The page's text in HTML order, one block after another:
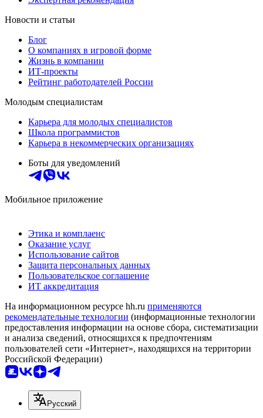
Новости и статьи
Блог
О компаниях в игровой форме
Жизнь в компании
ИТ-проекты
Рейтинг работодателей России
Молодым специалистам
Карьера для молодых специалистов
Школа программистов
Карьера в некоммерческих организациях
Боты для уведомлений
Мобильное приложение
Этика и комплаенс
Оказание услуг
Использование сайтов
Защита персональных данных
Пользовательское соглашение
ИТ аккредитация
На информационном ресурсе hh.ru применяются
рекомендательные технологии (информационные технологии
предоставления информации на основе сбора, систематизации
и анализа сведений, относящихся к предпочтениям
пользователей сети «Интернет», находящихся на территории
Российской Федерации)
Русский